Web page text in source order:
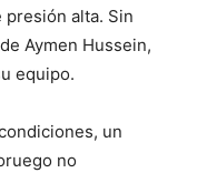
presión alta. Sin
Aymen Hussein,
equipo.
un
no